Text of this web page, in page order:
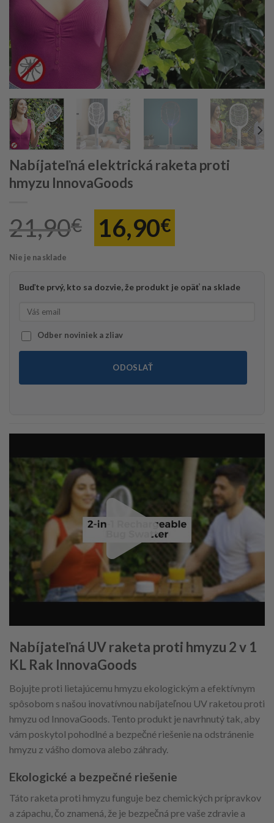
Nabíjateľná elektrická raketa proti
hmyzu InnovaGoods
21,90€
Pôvodná
cena
bola:
21,90€.
16,90€
cena
je:
16,90€.
Nie je na sklade
Buďte prvý, kto sa dozvie, že produkt je opäť na sklade
Odber noviniek a zliav
ODOSLAŤ
Nabíjateľná UV raketa proti hmyzu 2 v 1
KL Rak InnovaGoods
Bojujte proti lietajúcemu hmyzu ekologickým a efektívnym
spôsobom s našou inovatívnou nabíjateľnou UV raketou proti
hmyzu od InnovaGoods. Tento produkt je navrhnutý tak, aby
vám poskytol pohodlné a bezpečné riešenie na odstránenie
hmyzu z vášho domova alebo záhrady.
Ekologické a bezpečné riešenie
Táto raketa proti hmyzu funguje bez chemických prípravkov
a zápachu, čo znamená, že je bezpečná pre vaše zdravie a